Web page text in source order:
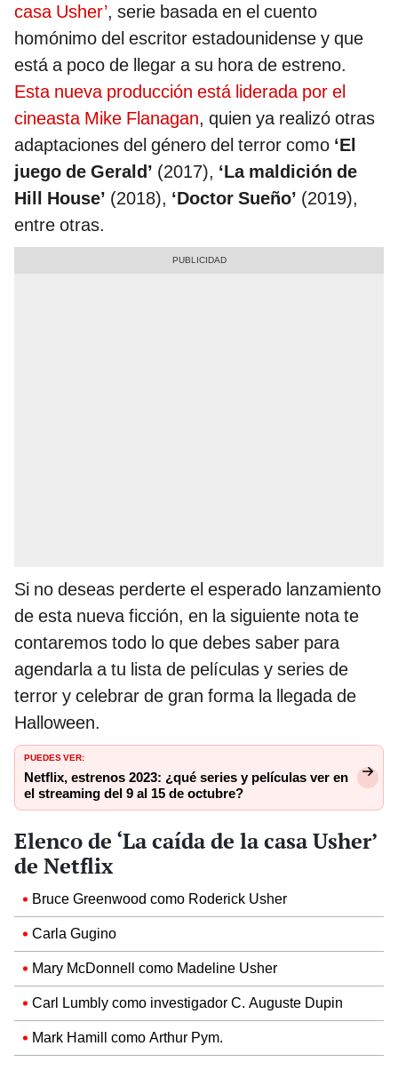
casa Usher’, serie basada en el cuento
homónimo del escritor estadounidense y que
está a poco de llegar a su hora de estreno.
Esta nueva producción está liderada por el
cineasta Mike Flanagan, quien ya realizó otras
adaptaciones del género del terror como ‘El
juego de Gerald’ (2017), ‘La maldición de
Hill House’ (2018), ‘Doctor Sueño’ (2019),
entre otras.
Si no deseas perderte el esperado lanzamiento
de esta nueva ficción, en la siguiente nota te
contaremos todo lo que debes saber para
agendarla a tu lista de películas y series de
terror y celebrar de gran forma la llegada de
Halloween.
PUEDES VER:
Netflix, estrenos 2023: ¿qué series y películas ver en
el streaming del 9 al 15 de octubre?
Elenco de ‘La caída de la casa Usher’
de Netflix
Bruce Greenwood como Roderick Usher
Carla Gugino
Mary McDonnell como Madeline Usher
Carl Lumbly como investigador C. Auguste Dupin
Mark Hamill como Arthur Pym.